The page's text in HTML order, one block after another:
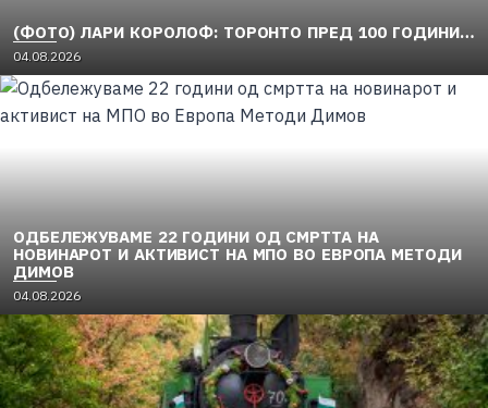
(ФОТО) ЛАРИ КОРОЛОФ: ТОРОНТО ПРЕД 100 ГОДИНИ…
04.08.2026
ОДБЕЛЕЖУВАМЕ 22 ГОДИНИ ОД СМРТТА НА
НОВИНАРОТ И АКТИВИСТ НА МПО ВО ЕВРОПА МЕТОДИ
ДИМОВ
04.08.2026